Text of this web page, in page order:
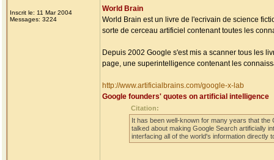
Inscrit le: 11 Mar 2004
Messages: 3224
World Brain
World Brain est un livre de l'ecrivain de science
sorte de cerceau artificiel contenant toutes les
Depuis 2002 Google s'est mis a scanner tous les
page, une superintelligence contenant les
http://www.artificialbrains.com/google-x-lab
Google founders' quotes on artificial intelligence
Citation:
It has been well-known for many years that
talked about making Google Search artificially
interfacing all of the world's information directly